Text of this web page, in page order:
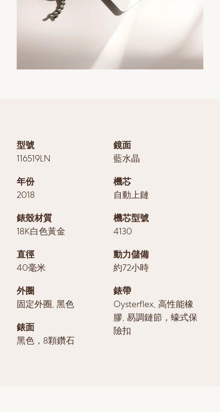
型號
116519LN
年份
2018
錶殼材質
18K白色黃金
直徑
40毫米
外圈
固定外圈, 黑色
錶面
黑色，8顆鑽石
鏡面
藍水晶
機芯
自動上鏈
機芯型號
4130
動力儲備
約72小時
錶帶
Oysterflex, 高性能橡
膠, 易調鏈節，蠔式保
險扣